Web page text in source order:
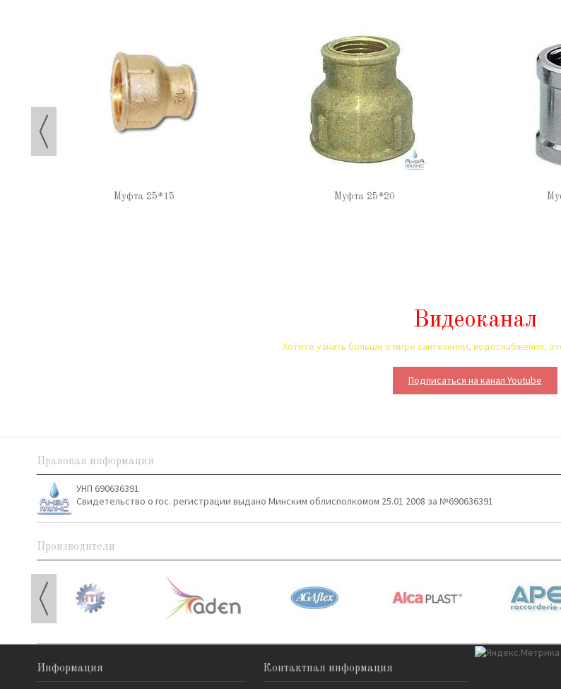
Муфта 25*15 Муфта 25*20
Видеоканал
Хотите узнать больше о мире сантехники, водоснабжения,
Подписаться на канал Youtube
Правовая информация
УНП 690636391
Свидетельство о гос. регистрации выдано Минским облисполкомом 25.01 2008 за №690636391
Производители
Информация Контактная информация